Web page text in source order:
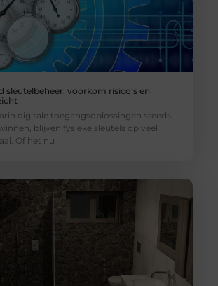
sleutelbeheer: voorkom risico’s en
digitale toegangsoplossingen steeds
blijven fysieke sleutels op veel
Of het nu